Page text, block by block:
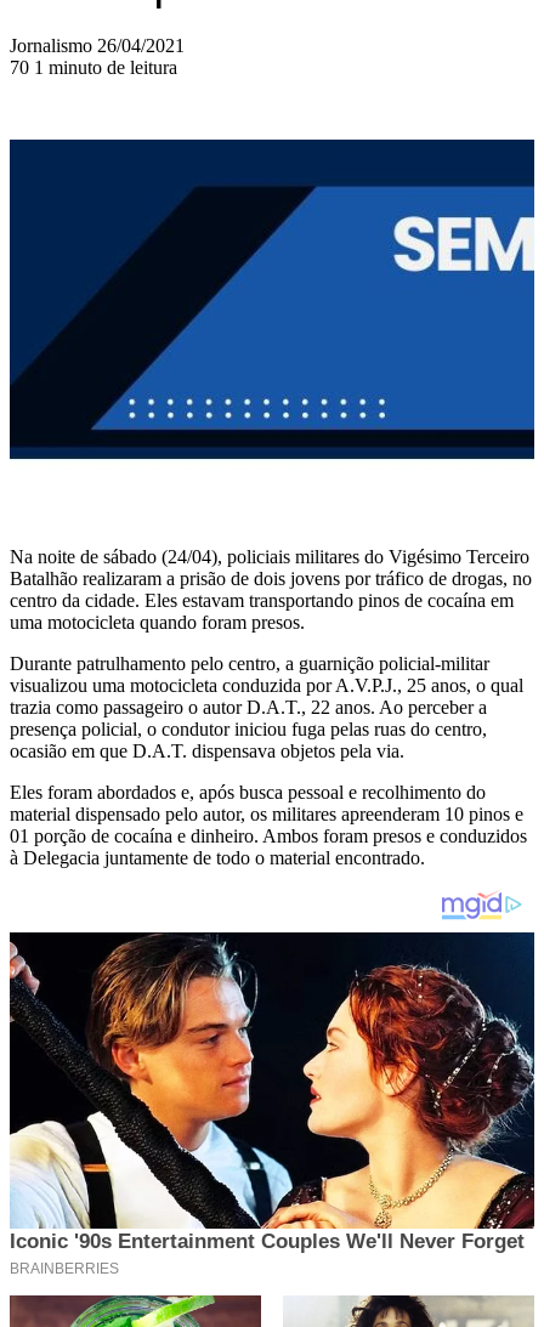
Jornalismo Mande
um
26/04/2021
70 1 minuto de leitura
Na noite de sábado (24/04), policiais militares do Vigésimo Terceiro
Batalhão realizaram a prisão de dois jovens por tráfico de drogas, no
centro da cidade. Eles estavam transportando pinos de cocaína em
uma motocicleta quando foram presos.
Durante patrulhamento pelo centro, a guarnição policial-militar
visualizou uma motocicleta conduzida por A.V.P.J., 25 anos, o qual
trazia como passageiro o autor D.A.T., 22 anos. Ao perceber a
presença policial, o condutor iniciou fuga pelas ruas do centro,
ocasião em que D.A.T. dispensava objetos pela via.
Eles foram abordados e, após busca pessoal e recolhimento do
material dispensado pelo autor, os militares apreenderam 10 pinos e
01 porção de cocaína e dinheiro. Ambos foram presos e conduzidos
à Delegacia juntamente de todo o material encontrado.